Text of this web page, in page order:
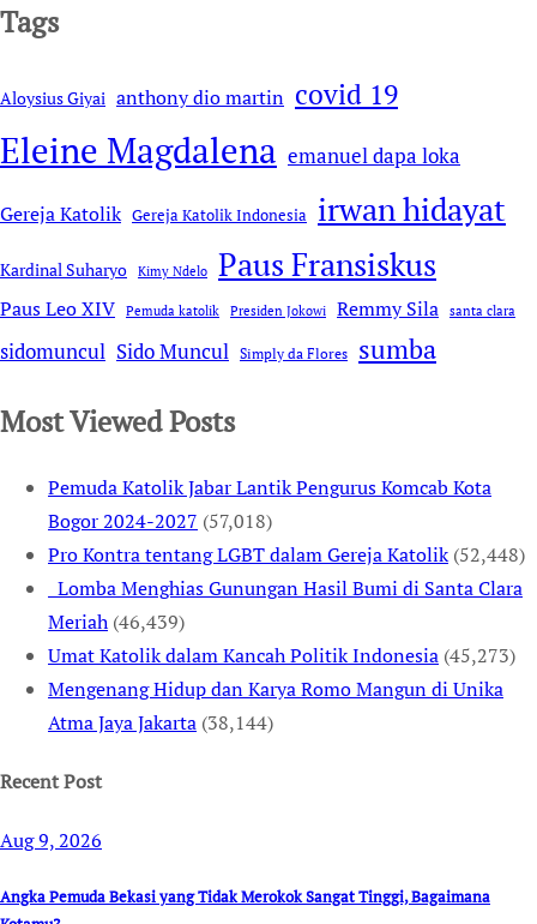
Tags
Aloysius Giyai anthony dio martin covid 19
Eleine Magdalena emanuel dapa loka
Gereja Katolik Gereja Katolik Indonesia irwan hidayat
Kardinal Suharyo Kimy Ndelo Paus Fransiskus
Paus Leo XIV Pemuda katolik Presiden Jokowi Remmy Sila santa clara
sidomuncul Sido Muncul Simply da Flores sumba
Most Viewed Posts
Pemuda Katolik Jabar Lantik Pengurus Komcab Kota
Bogor 2024-2027 (57,018)
Pro Kontra tentang LGBT dalam Gereja Katolik (52,448)
Lomba Menghias Gunungan Hasil Bumi di Santa Clara
Meriah (46,439)
Umat Katolik dalam Kancah Politik Indonesia (45,273)
Mengenang Hidup dan Karya Romo Mangun di Unika
Atma Jaya Jakarta (38,144)
Recent Post
Aug 9, 2026
Angka Pemuda Bekasi yang Tidak Merokok Sangat Tinggi, Bagaimana